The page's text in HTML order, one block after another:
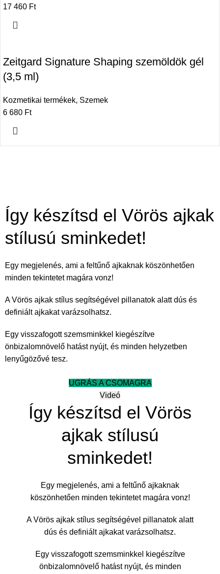
17 460 Ft
Zeitgard Signature Shaping szemöldök gél
(3,5 ml)
Kozmetikai termékek, Szemek
6 680 Ft
Így készítsd el Vörös ajkak
stílusú sminkedet!
Egy megjelenés, ami a feltűnő ajkaknak köszönhetően
minden tekintetet magára vonz!
A Vörös ajkak stílus segítségével pillanatok alatt dús és
definiált ajkakat varázsolhatsz.
Egy visszafogott szemsminkkel kiegészítve
önbizalomnövelő hatást nyújt, és minden helyzetben
lenyűgözővé tesz.
UGRÁS A CSOMAGRA
Videó
Így készítsd el Vörös
ajkak stílusú
sminkedet!
Egy megjelenés, ami a feltűnő ajkaknak
köszönhetően minden tekintetet magára vonz!
A Vörös ajkak stílus segítségével pillanatok alatt
dús és definiált ajkakat varázsolhatsz.
Egy visszafogott szemsminkkel kiegészítve
önbizalomnövelő hatást nyújt, és minden